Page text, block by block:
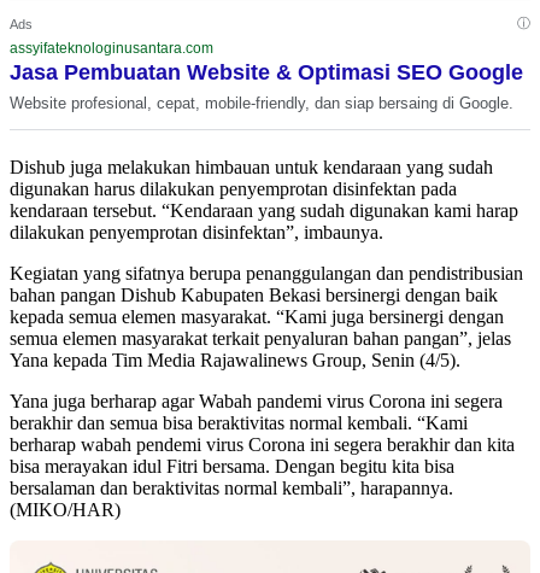
Ads ⓘ
assyifateknologinusantara.com
Jasa Pembuatan Website & Optimasi SEO Google
Website profesional, cepat, mobile-friendly, dan siap bersaing di Google.
Dishub juga melakukan himbauan untuk kendaraan yang sudah
digunakan harus dilakukan penyemprotan disinfektan pada
kendaraan tersebut. “Kendaraan yang sudah digunakan kami harap
dilakukan penyemprotan disinfektan”, imbaunya.
Kegiatan yang sifatnya berupa penanggulangan dan pendistribusian
bahan pangan Dishub Kabupaten Bekasi bersinergi dengan baik
kepada semua elemen masyarakat. “Kami juga bersinergi dengan
semua elemen masyarakat terkait penyaluran bahan pangan”, jelas
Yana kepada Tim Media Rajawalinews Group, Senin (4/5).
Yana juga berharap agar Wabah pandemi virus Corona ini segera
berakhir dan semua bisa beraktivitas normal kembali. “Kami
berharap wabah pendemi virus Corona ini segera berakhir dan kita
bisa merayakan idul Fitri bersama. Dengan begitu kita bisa
bersalaman dan beraktivitas normal kembali”, harapannya.
(MIKO/HAR)